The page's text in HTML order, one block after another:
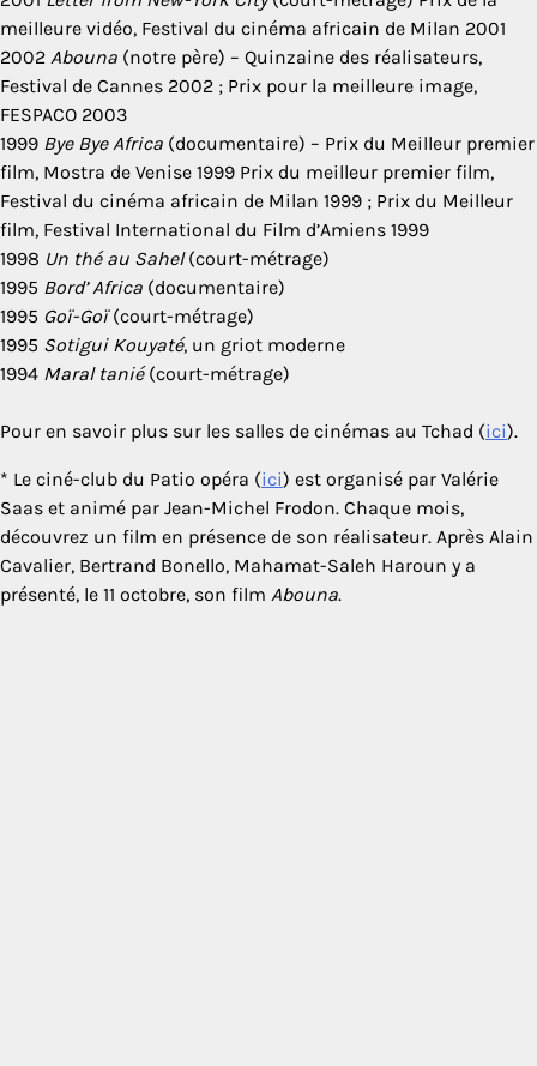
meilleure vidéo, Festival du cinéma africain de Milan 2001
2002 Abouna (notre père) – Quinzaine des réalisateurs,
Festival de Cannes 2002 ; Prix pour la meilleure image,
FESPACO 2003
1999 Bye Bye Africa (documentaire) – Prix du Meilleur premier
film, Mostra de Venise 1999 Prix du meilleur premier film,
Festival du cinéma africain de Milan 1999 ; Prix du Meilleur
film, Festival International du Film d’Amiens 1999
1998 Un thé au Sahel(court-métrage)
1995 Bord’ Africa (documentaire)
1995 Goï-Goï(court-métrage)
1995 Sotigui Kouyaté, un griot moderne
1994 Maral tanié(court-métrage)
Pour en savoir plus sur les salles de cinémas au Tchad (ici).
* Le ciné-club du Patio opéra (ici) est organisé par Valérie
Saas et animé par Jean-Michel Frodon. Chaque mois,
découvrez un film en présence de son réalisateur. Après Alain
Cavalier, Bertrand Bonello, Mahamat-Saleh Haroun y a
présenté, le 11 octobre, son film Abouna.